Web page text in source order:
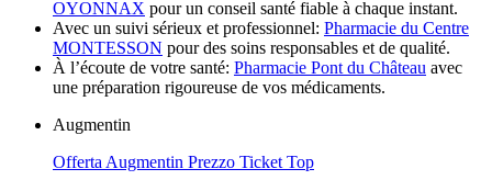
OYONNAX pour un conseil santé fiable à chaque instant.
Avec un suivi sérieux et professionnel: Pharmacie du Centre
MONTESSON pour des soins responsables et de qualité.
À l’écoute de votre santé: Pharmacie Pont du Château avec
une préparation rigoureuse de vos médicaments.
Augmentin
Offerta Augmentin Prezzo Ticket Top